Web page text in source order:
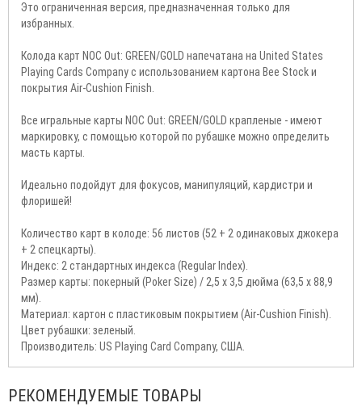
Это ограниченная версия, предназначенная только для
избранных.
Колода карт NOC Out: GREEN/GOLD напечатана на United States
Playing Cards Company с использованием картона Bee Stock и
покрытия Air-Cushion Finish.
Все игральные карты NOC Out: GREEN/GOLD крапленые - имеют
маркировку, с помощью которой по рубашке можно определить
масть карты.
Идеально подойдут для фокусов, манипуляций, кардистри и
флоришей!
Количество карт в колоде: 56 листов (52 + 2 одинаковых джокера
+ 2 спецкарты).
Индекс: 2 стандартных индекса (Regular Index).
Размер карты: покерный (Poker Size) / 2,5 х 3,5 дюйма (63,5 х 88,9
мм).
Материал: картон с пластиковым покрытием (Air-Cushion Finish).
Цвет рубашки: зеленый.
Производитель: US Playing Card Company, США.
РЕКОМЕНДУЕМЫЕ ТОВАРЫ